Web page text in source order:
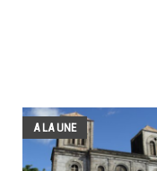
A LA UNE